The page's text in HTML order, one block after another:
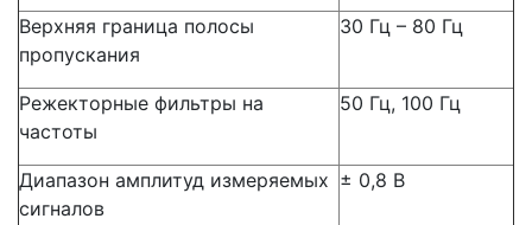
Верхняя граница полосы
пропускания
30 Гц – 80 Гц
Режекторные фильтры на
частоты
50 Гц, 100 Гц
Диапазон амплитуд измеряемых
сигналов
± 0,8 В